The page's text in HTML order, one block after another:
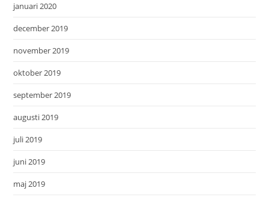
januari 2020
december 2019
november 2019
oktober 2019
september 2019
augusti 2019
juli 2019
juni 2019
maj 2019